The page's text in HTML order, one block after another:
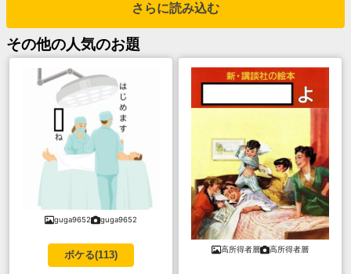
さらに読み込む
その他の人気のお題
guga9652 guga9652
ボケる(113)
高所得者層 高所得者層